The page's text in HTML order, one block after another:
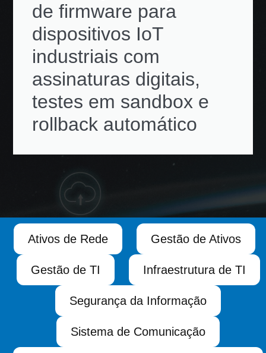
de firmware para
dispositivos IoT
industriais com
assinaturas digitais,
testes em sandbox e
rollback automático
Ativos de Rede Gestão de Ativos
Gestão de TI Infraestrutura de TI
Segurança da Informação
Sistema de Comunicação